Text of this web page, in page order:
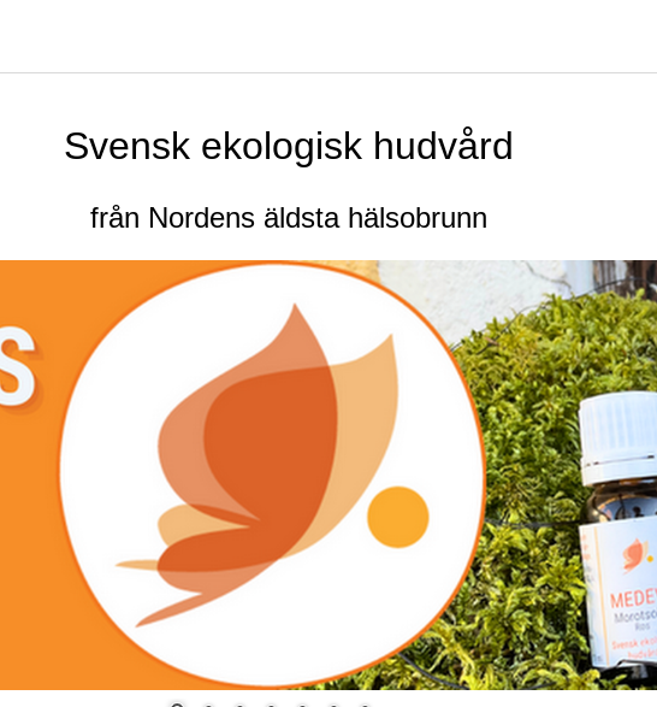
Svensk ekologisk hudvård
från Nordens äldsta hälsobrunn